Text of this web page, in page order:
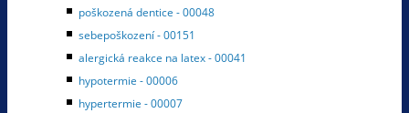
poškozená dentice - 00048
sebepoškození - 00151
alergická reakce na latex - 00041
hypotermie - 00006
hypertermie - 00007